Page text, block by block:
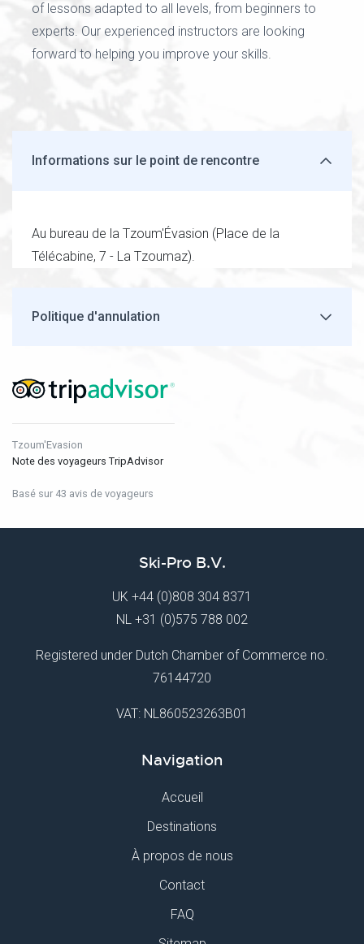
of lessons adapted to all levels, from beginners to
experts. Our experienced instructors are looking
forward to helping you improve your skills.
Informations sur le point de rencontre
Au bureau de la Tzoum'Évasion (Place de la
Télécabine, 7 - La Tzoumaz).
Politique d'annulation
Tzoum'Evasion
Note des voyageurs TripAdvisor
Basé sur 43 avis de voyageurs
Ski-Pro B.V.
UK +44 (0)808 304 8371
NL +31 (0)575 788 002
Registered under Dutch Chamber of Commerce no.
76144720
VAT: NL860523263B01
Navigation
Accueil
Destinations
À propos de nous
Contact
FAQ